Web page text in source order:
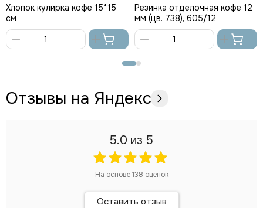
Хлопок кулирка кофе 15*15
см
корзину
Резинка отделочная кофе 12
мм (цв. 738), 605/12
Отзывы на Яндекс
5.0 из 5
На основе138 оценок
Оставить отзыв